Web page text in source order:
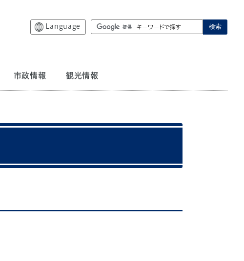
Language 検索
市政情報 観光情報